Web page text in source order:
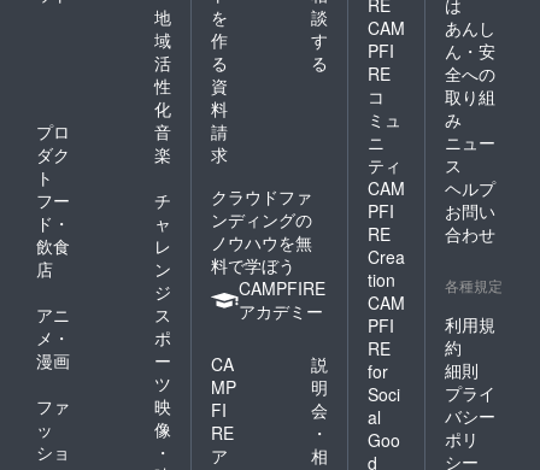
地
域
活
性
化
プロ
ダク
ト
音
楽
フー
ド・
飲食
店
チ
ャ
レ
ン
ジ
アニ
メ・
漫画
ス
ポ
ー
ツ
ファ
ッ
ショ
映
像
・
を
作
る
談
す
る
資
料
請
求
クラウドファ
ンディングの
ノウハウを無
料で学ぼう
CAMPFIRE
アカデミー
CA
MP
FI
RE
ア
説
明
会
・
相
CAM
PFI
RE
コ
ミュ
ニ
ティ
CAM
PFI
RE
Crea
tion
CAM
PFI
RE
for
Soci
al
Goo
d
あんし
ん・安
全への
取り組
み
ニュー
ス
ヘルプ
お問い
合わせ
各種規定
利用規
約
細則
プライ
バシー
ポリ
シー